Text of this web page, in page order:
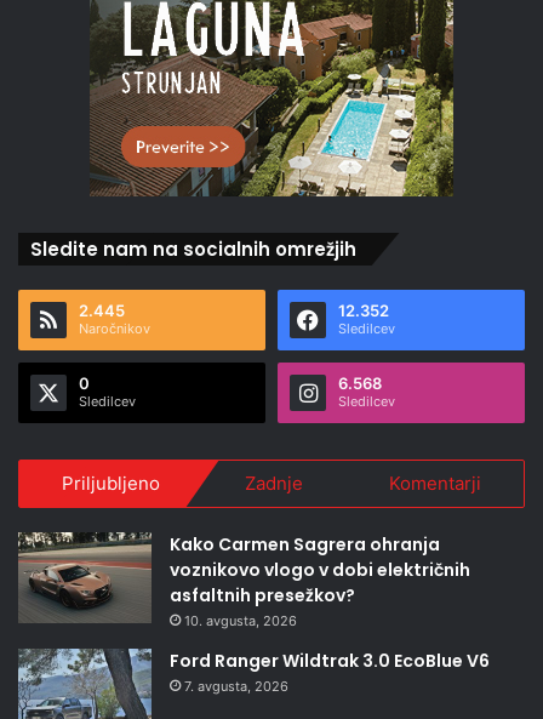
Sledite nam na socialnih omrežjih
2.445
Naročnikov
12.352
Sledilcev
0
Sledilcev
6.568
Sledilcev
Priljubljeno Zadnje Komentarji
Kako Carmen Sagrera ohranja
voznikovo vlogo v dobi električnih
asfaltnih presežkov?
10. avgusta, 2026
Ford Ranger Wildtrak 3.0 EcoBlue V6
7. avgusta, 2026